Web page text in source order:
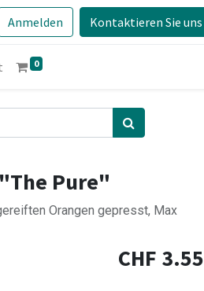
Anmelden Kontaktieren Sie uns
0
Pure"
Orangen gepresst, Max
CHF 3.55